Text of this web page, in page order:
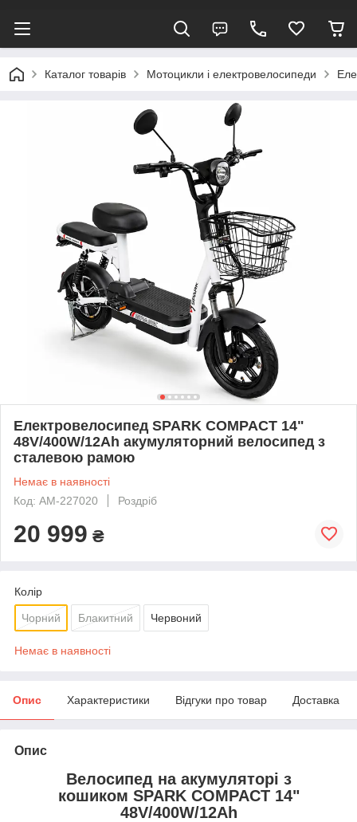
Каталог товарів Мотоцикли і електровелосипеди
Електровелосипед SPARK COMPACT 14"
48V/400W/12Ah акумуляторний велосипед з
сталевою рамою
Немає в наявності
Код: AM-227020
Роздріб
20 999 ₴
Колір
Чорний Блакитний Червоний
Немає в наявності
Опис Характеристики Відгуки про товар Доставка
Опис
Велосипед на акумуляторі з
кошиком SPARK COMPACT 14"
48V/400W/12Ah